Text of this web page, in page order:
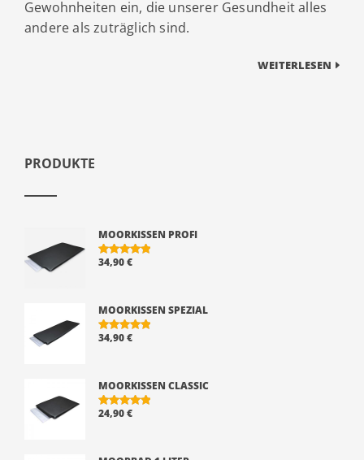
Gewohnheiten ein, die unserer Gesundheit alles
andere als zuträglich sind.
WEITERLESEN
PRODUKTE
MOORKISSEN PROFI
BEWERTE
34,90€
MOORKISSEN SPEZIAL
BEWERTE
34,90€
MOORKISSEN CLASSIC
BEWERTE
24,90€